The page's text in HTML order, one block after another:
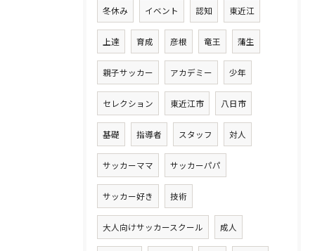
冬休み イベント 認知 東近江
上達 育成 彦根 竜王 蒲生
親子サッカー アカデミー 少年
セレクション 東近江市 八日市
基礎 指導者 スタッフ 対人
サッカーママ サッカーパパ
サッカー好き 技術
大人向けサッカースクール 成人